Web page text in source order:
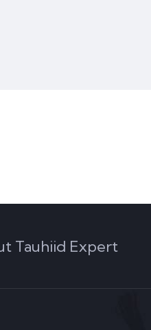
Tauhiid Expert